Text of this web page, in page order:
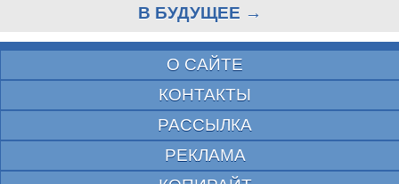
В БУДУЩЕЕ →
О САЙТЕ
КОНТАКТЫ
РАССЫЛКА
РЕКЛАМА